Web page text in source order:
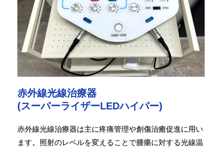
赤外線光線治療器
(スーパーライザーLEDハイパー)
赤外線光線治療器は主に疼痛管理や創傷治癒促進に用い
ます。照射のレベルを変えることで腫瘍に対する光線温